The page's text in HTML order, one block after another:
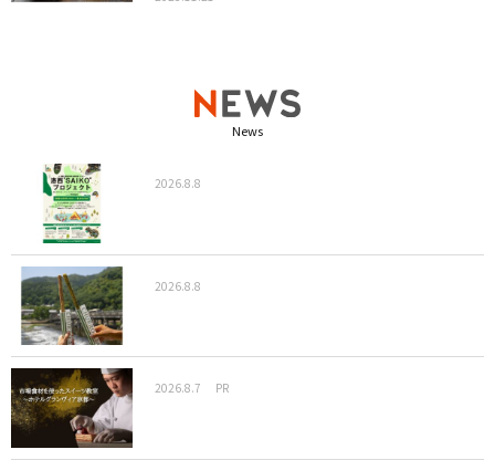
News
2026.8.8
2026.8.8
2026.8.7 PR